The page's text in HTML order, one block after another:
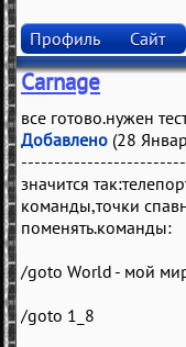
Профиль Сайт
Carnage
все готово.нужен
Добавлено (28
значится
команды,точки
поменять.команды:
/goto World - мой
/goto 1_8